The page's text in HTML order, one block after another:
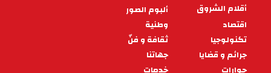
PIED
DE
PAGE
أقلام الشروق
ألبوم الصور
اقتصاد
وطنية
تكنولوجيا
ثقافة و فنّ
جرائم و قضايا
جهاتنا
حوارات
خدمات